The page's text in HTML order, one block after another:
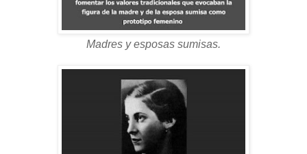
Madres y esposas sumisas.